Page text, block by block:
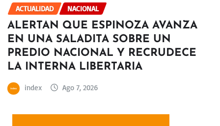
ACTUALIDAD NACIONAL
ALERTAN QUE ESPINOZA AVANZA
EN UNA SALADITA SOBRE UN
PREDIO NACIONAL Y RECRUDECE
LA INTERNA LIBERTARIA
index Ago 7, 2026